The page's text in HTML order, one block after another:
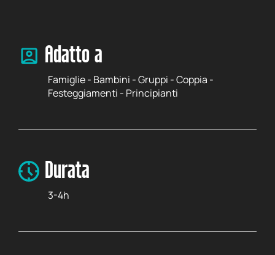
Adatto a
Famiglie - Bambini - Gruppi - Coppia -
Festeggiamenti - Principianti
Durata
3-4h